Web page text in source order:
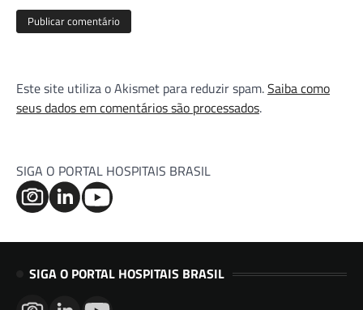
Este site utiliza o Akismet para reduzir spam.Saiba como
seus dados em comentários são processados.
SIGA O PORTAL HOSPITAIS BRASIL
SIGA O PORTAL HOSPITAIS BRASIL